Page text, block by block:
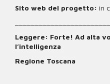
Sito web del progetto: in
Leggere: Forte! Ad alta
l’intelligenza
Regione Toscana